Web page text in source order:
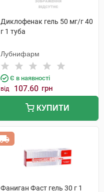
Диклофенак гель 50 мг/г 40
г 1 туба
Лубнифарм
Є в наявності
від 107.60 грн
КУПИТИ
Фаниган Фаст гель 30 г 1